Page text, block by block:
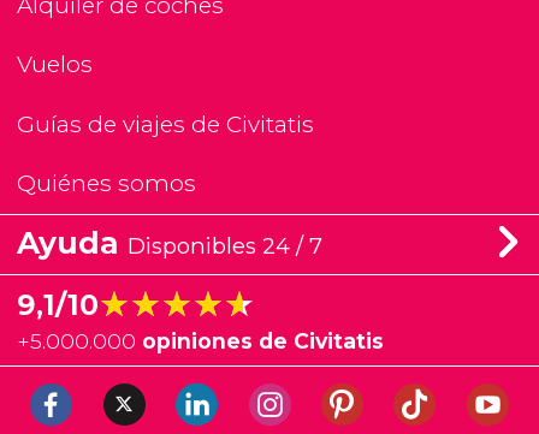
Vuelos
Guías de viajes de Civitatis
Quiénes somos
Ayuda Disponibles 24 / 7
9,1/10★★★★★
★★★★★
+5.000.000 opiniones de Civitatis